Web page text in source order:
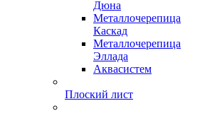
Дюна
Металлочерепица
Каскад
Металлочерепица
Эллада
Аквасистем
Плоский лист